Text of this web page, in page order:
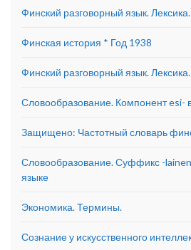
Финский разговорный язык.
Финская история * Год 1938
Финский разговорный язык.
Словообразование. Компонент esi-
Защищено: Частотный словарь
Словообразование. Суффикс -
языке
Экономика. Термины.
Сознание у искусственного